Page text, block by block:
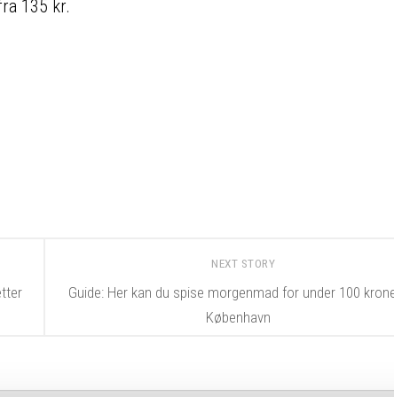
135 kr.
NEXT STORY
Guide: Her kan du spise morgenmad for under 100
København